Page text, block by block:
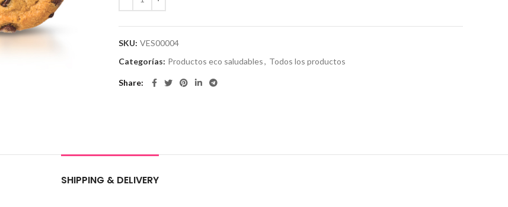
SKU: VES00004
Categorías: Productos eco saludables, Todos los productos
Share
SHIPPING & DELIVERY